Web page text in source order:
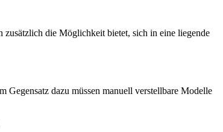
zusätzlich die Möglichkeit bietet, sich in eine liegende
dazu müssen manuell verstellbare Modelle